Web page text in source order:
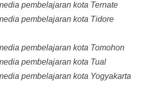
pembelajaran kota Ternate
pembelajaran kota Tidore
pembelajaran kota Tomohon
pembelajaran kota Tual
pembelajaran kota Yogyakarta